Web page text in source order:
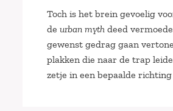
Toch is het brein gevoelig
de urban myth deed
gewenst gedrag gaan
plakken die naar de trap
zetje in een bepaalde